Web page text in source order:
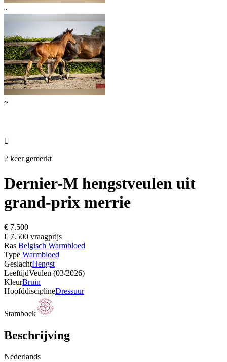
~
~

2 keer gemerkt
Dernier-M hengstveulen uit
grand-prix merrie
€ 7.500
€ 7.500 vraagprijs
Ras Belgisch Warmbloed
Type Warmbloed
GeslachtHengst
LeeftijdVeulen (03/2026)
KleurBruin
HoofddisciplineDressuur
Stamboek
Beschrijving
Nederlands